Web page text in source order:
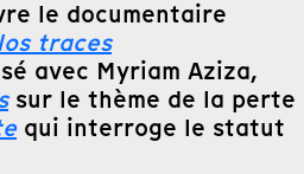
le documentaire
traces
avec Myriam Aziza,
sur le thème de la perte
qui interroge le statut